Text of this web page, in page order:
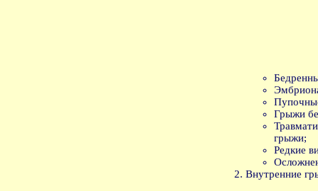
Грыжи
грыжи;
Редкие
Внутренние